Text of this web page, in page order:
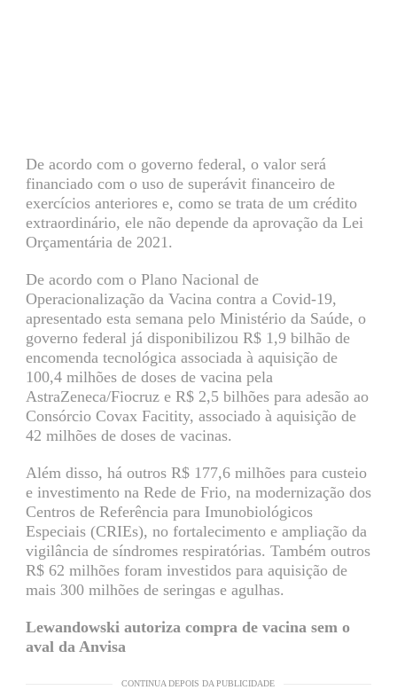
De acordo com o governo federal, o valor será
financiado com o uso de superávit financeiro de
exercícios anteriores e, como se trata de um crédito
extraordinário, ele não depende da aprovação da Lei
Orçamentária de 2021.
De acordo com o Plano Nacional de
Operacionalização da Vacina contra a Covid-19,
apresentado esta semana pelo Ministério da Saúde, o
governo federal já disponibilizou R$ 1,9 bilhão de
encomenda tecnológica associada à aquisição de
100,4 milhões de doses de vacina pela
AstraZeneca/Fiocruz e R$ 2,5 bilhões para adesão ao
Consórcio Covax Facitity, associado à aquisição de
42 milhões de doses de vacinas.
Além disso, há outros R$ 177,6 milhões para custeio
e investimento na Rede de Frio, na modernização dos
Centros de Referência para Imunobiológicos
Especiais (CRIEs), no fortalecimento e ampliação da
vigilância de síndromes respiratórias. Também outros
R$ 62 milhões foram investidos para aquisição de
mais 300 milhões de seringas e agulhas.
Lewandowski autoriza compra de vacina sem o
aval da Anvisa
CONTINUA DEPOIS DA PUBLICIDADE